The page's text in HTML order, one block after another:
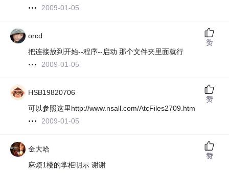
2009-01-05
orcd
把连接放到开始--程序--启动 那个文件夹里面就行
2009-01-05
赞
HSB19820706
可以参照这里http://www.nsall.com/AtcFiles2709.htm
2009-01-05
赞
金大哈
麻烦1楼的掌柜明示 谢谢
赞